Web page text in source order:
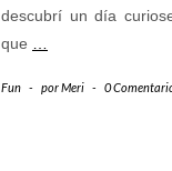
descubrí un día
que …
Fun - porMeri - 0